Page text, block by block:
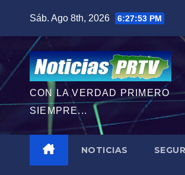
contenido
Sáb. Ago 8th, 2026 6:27:55 PM
CON LA VERDAD PRIMERO
SIEMPRE...
NOTICIAS